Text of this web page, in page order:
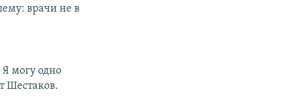
врачи не в
могу одно
Шестаков.